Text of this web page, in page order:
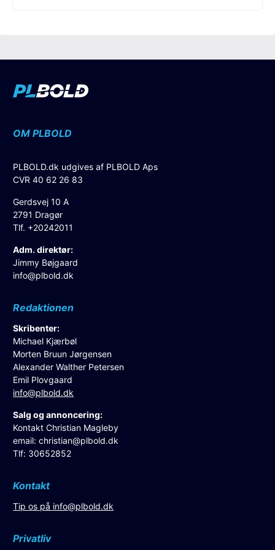
OM PLBOLD
PLBOLD.dk udgives af PLBOLD Aps
CVR 40 62 26 83
Gerdsvej 10 A
2791 Dragør
Tlf. +20242011
Adm. direktør:
Jimmy Bøjgaard
info@plbold.dk
Redaktionen
Skribenter:
Michael Kjærbøl
Morten Bruun Jørgensen
Alexander Walther Petersen
Emil Plovgaard
info@plbold.dk
Salg og annoncering:
Kontakt Christian Magleby
email:christian@plbold.dk
Tlf: 30652852
Kontakt
Tip os på info@plbold.dk
Privatliv